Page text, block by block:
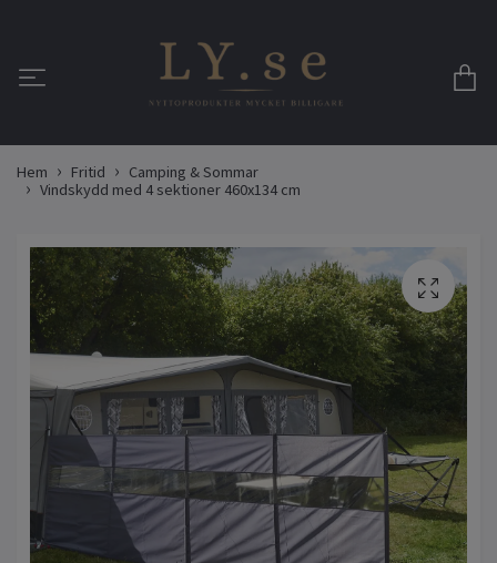
Hem Fritid
Camping & Sommar
Vindskydd med 4 sektioner 460x134 cm